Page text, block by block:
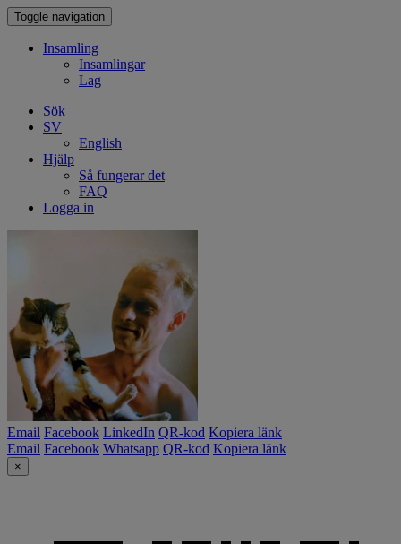
Toggle navigation
Insamling
Insamlingar
Lag
Sök
SV
English
Hjälp
Så fungerar det
FAQ
Logga in
Email Facebook LinkedIn QR-kod Kopiera länk
Email Facebook Whatsapp QR-kod Kopiera länk
×